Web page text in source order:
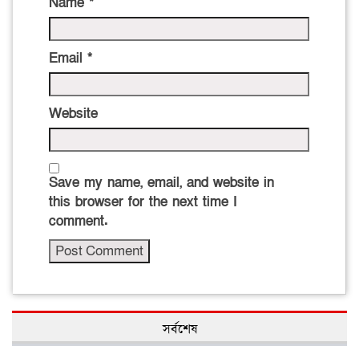
Email *
Website
Save my name, email, and website in
this browser for the next time I
comment.
সর্বশেষ